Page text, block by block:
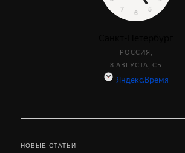
НОВЫЕ СТАТЬИ